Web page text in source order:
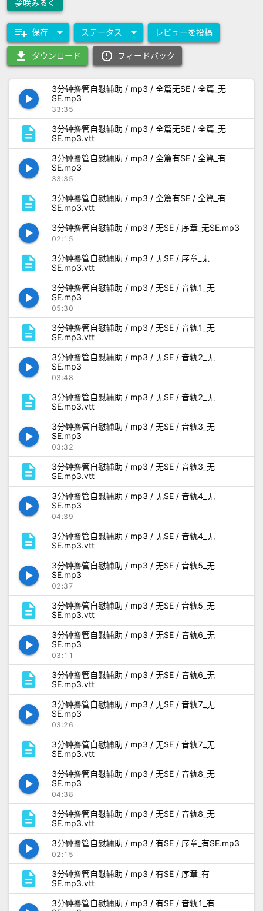
夢咲みるく
playlist_add 保存 arrow_drop_down ステータス arrow_drop_down レビューを投稿
download ダウンロード report_gmailerrorred フィードバック
play_arrow
3分钟撸管自慰辅助 / mp3 / 全篇无SE / 全篇_无
SE.mp3
33:35
description
3分钟撸管自慰辅助 / mp3 / 全篇无SE / 全篇_无
SE.mp3.vtt
play_arrow
3分钟撸管自慰辅助 / mp3 / 全篇有SE / 全篇_有
SE.mp3
33:35
description
3分钟撸管自慰辅助 / mp3 / 全篇有SE / 全篇_有
SE.mp3.vtt
play_arrow 3分钟撸管自慰辅助 / mp3 / 无SE / 序章_无SE.mp3
02:15
description
3分钟撸管自慰辅助 / mp3 / 无SE / 序章_无
SE.mp3.vtt
play_arrow
3分钟撸管自慰辅助 / mp3 / 无SE / 音轨1_无
SE.mp3
05:30
description
3分钟撸管自慰辅助 / mp3 / 无SE / 音轨1_无
SE.mp3.vtt
play_arrow
3分钟撸管自慰辅助 / mp3 / 无SE / 音轨2_无
SE.mp3
03:48
description
3分钟撸管自慰辅助 / mp3 / 无SE / 音轨2_无
SE.mp3.vtt
play_arrow
3分钟撸管自慰辅助 / mp3 / 无SE / 音轨3_无
SE.mp3
03:32
description
3分钟撸管自慰辅助 / mp3 / 无SE / 音轨3_无
SE.mp3.vtt
play_arrow
3分钟撸管自慰辅助 / mp3 / 无SE / 音轨4_无
SE.mp3
04:39
description
3分钟撸管自慰辅助 / mp3 / 无SE / 音轨4_无
SE.mp3.vtt
play_arrow
3分钟撸管自慰辅助 / mp3 / 无SE / 音轨5_无
SE.mp3
02:37
description
3分钟撸管自慰辅助 / mp3 / 无SE / 音轨5_无
SE.mp3.vtt
play_arrow
3分钟撸管自慰辅助 / mp3 / 无SE / 音轨6_无
SE.mp3
03:11
description
3分钟撸管自慰辅助 / mp3 / 无SE / 音轨6_无
SE.mp3.vtt
play_arrow
3分钟撸管自慰辅助 / mp3 / 无SE / 音轨7_无
SE.mp3
03:26
description
3分钟撸管自慰辅助 / mp3 / 无SE / 音轨7_无
SE.mp3.vtt
play_arrow
3分钟撸管自慰辅助 / mp3 / 无SE / 音轨8_无
SE.mp3
04:38
description
3分钟撸管自慰辅助 / mp3 / 无SE / 音轨8_无
SE.mp3.vtt
play_arrow 3分钟撸管自慰辅助 / mp3 / 有SE / 序章_有SE.mp3
02:15
description
3分钟撸管自慰辅助 / mp3 / 有SE / 序章_有
SE.mp3.vtt
3分钟撸管自慰辅助 / mp3 / 有SE / 音轨1_有